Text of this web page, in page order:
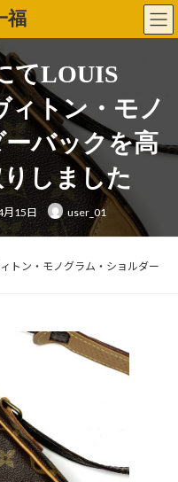
福
てLOUIS
トン・モノ
バックを高
しました
月15日 user_01
トン・モノグラム・ショルダー